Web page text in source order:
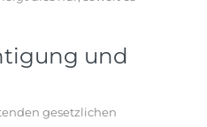
und
gesetzlichen